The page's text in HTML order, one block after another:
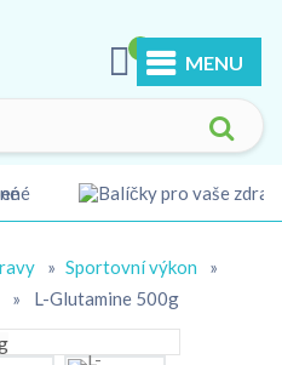
MENU
» Sportovní výkon
»
» L-Glutamine 500g